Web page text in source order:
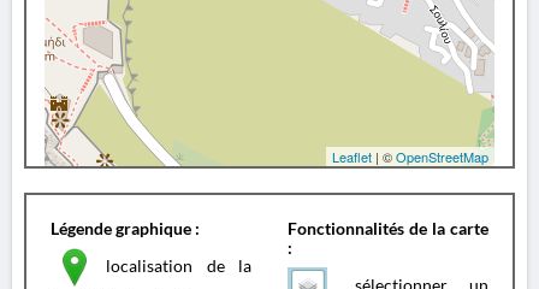
Leaflet | ©OpenStreetMap
Légende graphique :
localisation de la
Fonctionnalités de la carte
:
sélectionner un